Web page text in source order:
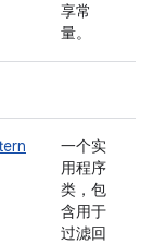
享常
量。
一个实
用程序
类，包
含用于
过滤回